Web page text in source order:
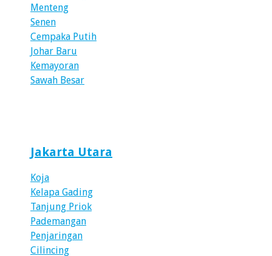
Menteng
Senen
Cempaka Putih
Johar Baru
Kemayoran
Sawah Besar
Jakarta Utara
Koja
Kelapa Gading
Tanjung Priok
Pademangan
Penjaringan
Cilincing